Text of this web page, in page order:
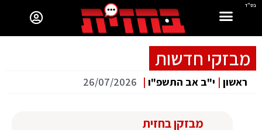
בס"ד
מבזקי חדשות
ראשון | י"ב אב התשפ"ו |
26/07/2026
מבזקן בחזית